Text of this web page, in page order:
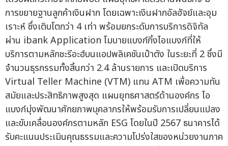
การขยายฐานลูกค้าเงินฝาก โดยเฉพาะเงินฝากอัลฮัจย์และอุม
เราะห์ ซึ่งเติบโตกว่า 4 เท่า พร้อมยกระดับการบริการดิจิทัล
ผ่าน ibank Application โมบายแบงก์กิ้งไอแบงก์ที่ให้
บริการตามหลักชะรีอะฮ์บนแอปพลิเคชันเป๋าตัง ในระยะที่ 2 ซึ่งมี
จำนวนธุรกรรมทั้งสิ้นกว่า 2.4 ล้านรายการ และเปิดบริการ
Virtual Teller Machine (VTM) แทน ATM เพื่อความทัน
สมัยและประสิทธิภาพสูงสุด แผนยุทธศาสตร์ด้านองค์กร ไอ
แบงก์มุ่งพัฒนาศักยภาพบุคลากรให้พร้อมรับการเปลี่ยนแปลง
และขับเคลื่อนองค์กรตามหลัก ESG โดยในปี 2567 ธนาคารได้
รับคะแนนประเมินคุณธรรมและความโปร่งใสของหน่วยงานภาค